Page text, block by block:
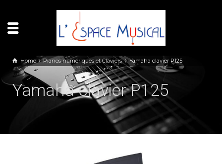
Home Pianos numériques et Claviers Yamaha clavier P125
Yamaha clavier P125